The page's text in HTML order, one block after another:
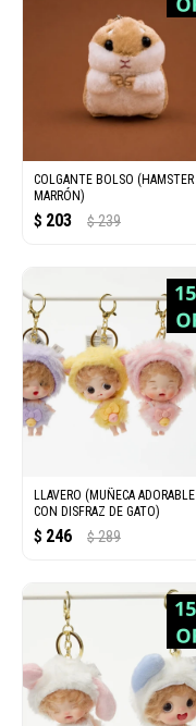
COLGANTE BOLSO (HAMSTER
MARRÓN)
$ 203 $ 239
LLAVERO (MUÑECA ADORABLE
CON DISFRAZ DE GATO)
$ 246 $ 289